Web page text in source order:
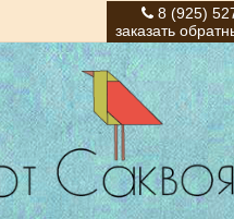
8 (925)
заказать